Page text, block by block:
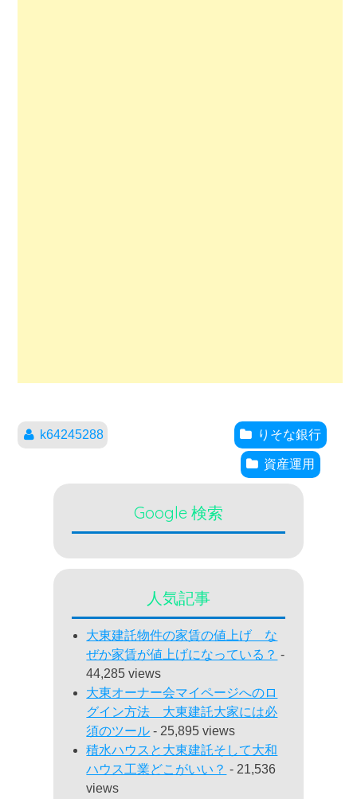
k64245288 りそな銀行
資産運用
Google 検索
人気記事
大東建託物件の家賃の値上げ な
ぜか家賃が値上げになっている？ -
44,285 views
大東オーナー会マイページへのロ
グイン方法 大東建託大家には必
須のツール - 25,895 views
積水ハウスと大東建託そして大和
ハウス工業どこがいい？ - 21,536
views